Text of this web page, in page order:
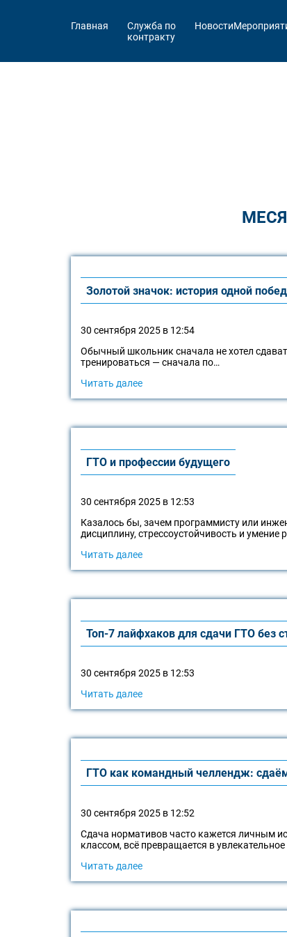
Главная
Служба по
контракту
Новости
Золотой значок: история одной
30 сентября 2025 в 12:54
Обычный школьник сначала не хотел
тренироваться — сначала по…
Читать далее
ГТО и профессии будущего
30 сентября 2025 в 12:53
Казалось бы, зачем программисту или
дисциплину, стрессоустойчивость и
Читать далее
Топ-7 лайфхаков для сдачи ГТО без
30 сентября 2025 в 12:53
Читать далее
ГТО как командный челлендж:
30 сентября 2025 в 12:52
Сдача нормативов часто кажется личным
классом, всё превращается в
Читать далее